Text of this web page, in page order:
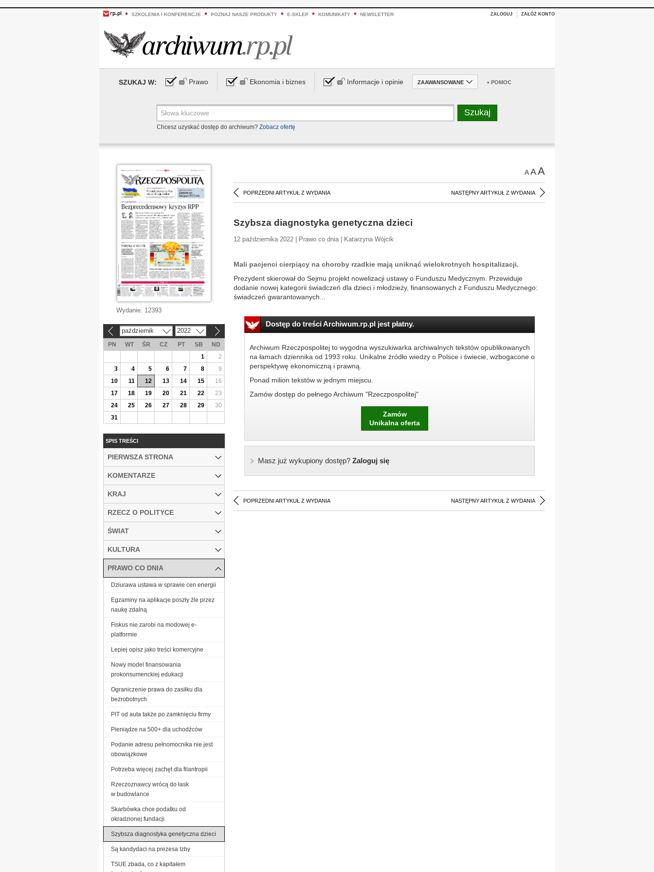
SZKOLENIA I KONFERENCJE POZNAJ NASZE PRODUKTY E-SKLEP KOMUNIKATY NEWSLETTER ZALOGUJ ZAŁÓŻ KONTO
SZUKAJ W: Prawo Ekonomia i biznes Informacje i opinie ZAAWANSOWANE + POMOC
Chcesz uzyskać dostęp do archiwum? Zobacz ofertę
AAA
POPRZEDNI ARTYKUŁ Z WYDANIA NASTĘPNY ARTYKUŁ Z WYDANIA
Szybsza diagnostyka genetyczna dzieci
12 października 2022 | Prawo co dnia | Katarzyna Wójcik
Mali pacjenci cierpiący na choroby rzadkie mają uniknąć wielokrotnych hospitalizacji.
Prezydent skierował do Sejmu projekt nowelizacji ustawy o Funduszu Medycznym. Przewiduje
dodanie nowej kategorii świadczeń dla dzieci i młodzieży, finansowanych z Funduszu Medycznego:
świadczeń gwarantowanych...
Dostęp do treści Archiwum.rp.pl jest płatny.
Archiwum Rzeczpospolitej to wygodna wyszukiwarka archiwalnych tekstów opublikowanych
na łamach dziennika od 1993 roku. Unikalne źródło wiedzy o Polsce i świecie, wzbogacone o
perspektywę ekonomiczną i prawną.
Ponad milion tekstów w jednym miejscu.
Zamów dostęp do pełnego Archiwum "Rzeczpospolitej"
Zamów
Unikalna oferta
Masz już wykupiony dostęp?Zaloguj się
POPRZEDNI ARTYKUŁ Z WYDANIA NASTĘPNY ARTYKUŁ Z WYDANIA
Wydanie: 12393
październik 2022
PN WT ŚR CZ PT SB
ND
1
2
3
4 5 6 7 8
9
10
11 12 13 14 15
16
17
18 19 20 21 22
23
24
25 26 27 28 29
30
31
SPIS TREŚCI
PIERWSZA STRONA
KOMENTARZE
KRAJ
RZECZ O POLITYCE
ŚWIAT
KULTURA
PRAWO CO DNIA
Dziurawa ustawa w sprawie cen energii
Egzaminy na aplikacje poszły źle przez
naukę zdalną
Fiskus nie zarobi na modowej e-
platformie
Lepiej opisz jako treści komercyjne
Nowy model finansowania
prokonsumenckiej edukacji
Ograniczenie prawa do zasiłku dla
bezrobotnych
PIT od auta także po zamknięciu firmy
Pieniądze na 500+ dla uchodźców
Podanie adresu pełnomocnika nie jest
obowiązkowe
Potrzeba więcej zachęt dla filantropii
Rzeczoznawcy wrócą do łask
w budowlance
Skarbówka chce podatku od
okradzionej fundacji
Szybsza diagnostyka genetyczna dzieci
Są kandydaci na prezesa Izby
TSUE zbada, co z kapitałem